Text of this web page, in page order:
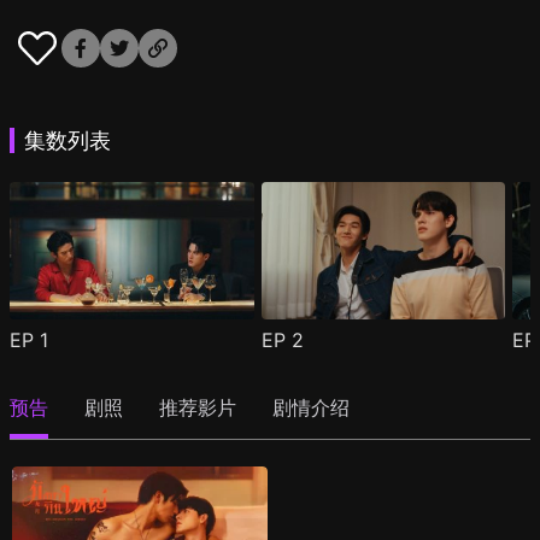
集数列表
EP 1 EP 2
预告 剧照 推荐影片 剧情介绍